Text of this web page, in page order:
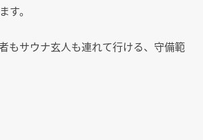
す。
もサウナ玄人も連れて行ける、守備範